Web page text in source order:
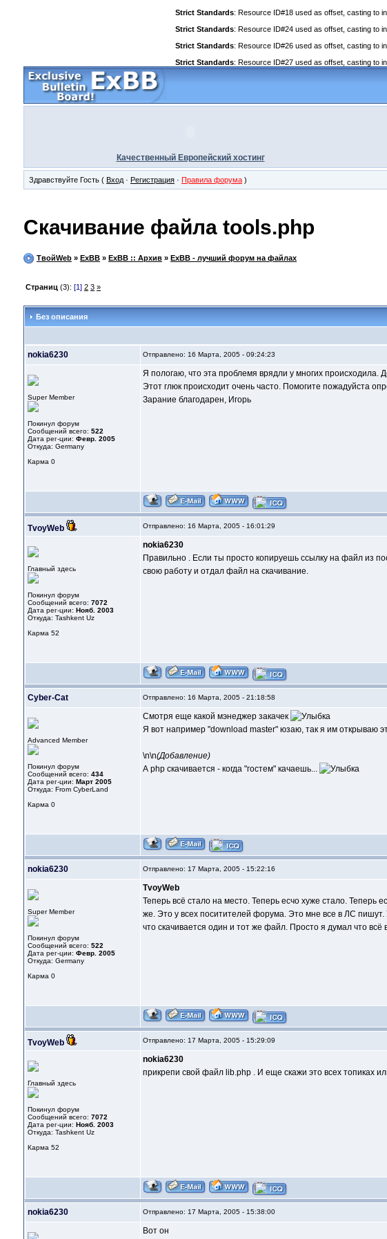
Strict Standards: Resource ID#18 used as offset, casting to
Strict Standards: Resource ID#24 used as offset, casting to
Strict Standards: Resource ID#26 used as offset, casting to
Strict Standards: Resource ID#27 used as offset, casting to
Качественный Европейский хостинг
Здравствуйте Гость ( Вход · Регистрация · Правила форума )
Скачивание файла tools.php
ТвойWeb » ExBB » ExBB :: Архив » ExBB - лучший форум на файлах
Страниц (3): [1] 2 3 »
Без описания
nokia6230 Отправлено: 16 Марта, 2005 - 09:24:23
Super Member
Покинул форум
Сообщений всего: 522
Дата рег-ции: Февр. 2005
Откуда: Germany
Карма 0
Я пологаю, что эта проблемя врядли у многих происходила.
Этот глюк происходит очень часто. Помогите пожадуйста
Зарание благодарен, Игорь
TvoyWeb Отправлено: 16 Марта, 2005 - 16:01:29
Главный здесь
Покинул форум
Сообщений всего: 7072
Дата рег-ции: Нояб. 2003
Откуда: Tashkent Uz
Карма 52
nokia6230
Правильно . Если ты просто копируешь ссылку на файл из
свою работу и отдал файл на скачивание.
Cyber-Cat Отправлено: 16 Марта, 2005 - 21:18:58
Advanced Member
Покинул форум
Сообщений всего: 434
Дата рег-ции: Март 2005
Откуда: From CyberLand
Карма 0
Смотря еще какой мэнеджер закачек
Я вот например "download master" юзаю, так я им открываю
\n\n(Добавление)
А php скачивается - когда "гостем" качаешь...
nokia6230 Отправлено: 17 Марта, 2005 - 15:22:16
Super Member
Покинул форум
Сообщений всего: 522
Дата рег-ции: Февр. 2005
Откуда: Germany
Карма 0
TvoyWeb
Теперь всё стало на место. Теперь есчо хуже стало. Теперь
же. Это у всех поситителей форума. Это мне все в ЛС
что скачивается один и тот же файл. Просто я думал что
TvoyWeb Отправлено: 17 Марта, 2005 - 15:29:09
Главный здесь
Покинул форум
Сообщений всего: 7072
Дата рег-ции: Нояб. 2003
Откуда: Tashkent Uz
Карма 52
nokia6230
прикрепи свой файл lib.php . И еще скажи это всех топиках
nokia6230 Отправлено: 17 Марта, 2005 - 15:38:00
Вот он